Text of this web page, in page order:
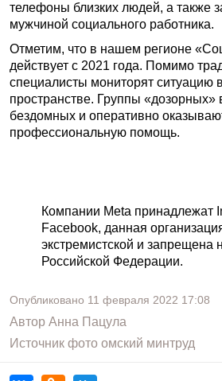
телефоны близких людей, а также
мужчиной социального работника.
Отметим, что в нашем регионе
действует с 2021 года. Помимо
специалисты мониторят ситуацию
пространстве. Группы
бездомных и оперативно
профессиональную помощь.
Компании Meta принадлежат
Facebook, данная
экстремистской и запрещена
Российской Федерации.
Опубликовано 11 февраля 2022 17:08
Автор Анна Пацула
Источник фото омский минтруд